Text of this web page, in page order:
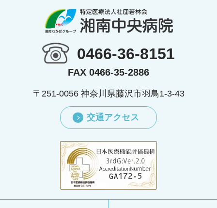
0466-36-8151
FAX 0466-35-2886
〒251-0056 神奈川県藤沢市羽鳥1-3-43
交通アクセス